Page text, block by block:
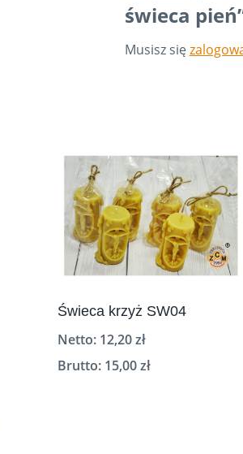
świeca
Musisz się
Świeca krzyż SW04
Netto: 12,20zł
Brutto: 15,00zł